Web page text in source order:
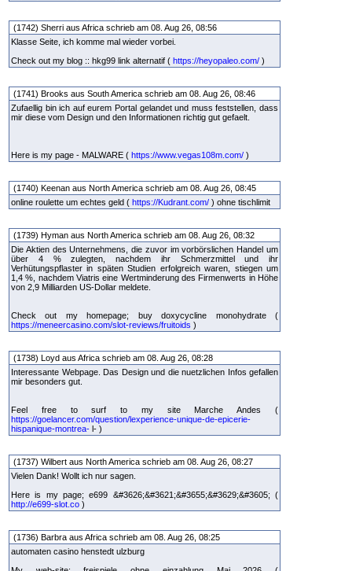
(1742) Sherri aus Africa schrieb am 08. Aug 26, 08:56
Klasse Seite, ich komme mal wieder vorbei.
Check out my blog :: hkg99 link alternatif ( https://heyopaleo.com/ )
(1741) Brooks aus South America schrieb am 08. Aug 26, 08:46
Zufaellig bin ich auf eurem Portal gelandet und muss feststellen, dass
mir diese vom Design und den Informationen richtig gut gefaelt.
Here is my page - MALWARE ( https://www.vegas108m.com/ )
(1740) Keenan aus North America schrieb am 08. Aug 26, 08:45
online roulette um echtes geld ( https://Kudrant.com/ ) ohne tischlimit
(1739) Hyman aus North America schrieb am 08. Aug 26, 08:32
Die Aktien des Unternehmens, die zuvor im vorbörslichen Handel um
über 4 % zulegten, nachdem ihr Schmerzmittel und ihr
Verhütungspflaster in späten Studien erfolgreich waren, stiegen um
1,4 %, nachdem Viatris eine Wertminderung des Firmenwerts in Höhe
von 2,9 Milliarden US-Dollar meldete.
Check out my homepage; buy doxycycline monohydrate (
https://meneercasino.com/slot-reviews/fruitoids )
(1738) Loyd aus Africa schrieb am 08. Aug 26, 08:28
Interessante Webpage. Das Design und die nuetzlichen Infos gefallen
mir besonders gut.
Feel free to surf to my site Marche Andes (
https://goelancer.com/question/lexperience-unique-de-epicerie-
hispanique-montrea- l- )
(1737) Wilbert aus North America schrieb am 08. Aug 26, 08:27
Vielen Dank! Wollt ich nur sagen.
Here is my page; e699 &#3626;&#3621;&#3655;&#3629;&#3605; (
http://e699-slot.co )
(1736) Barbra aus Africa schrieb am 08. Aug 26, 08:25
automaten casino henstedt ulzburg